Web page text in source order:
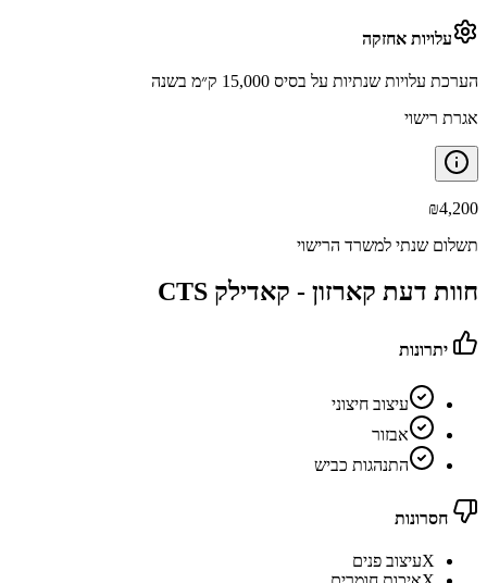
עלויות אחזקה
הערכת עלויות שנתיות על בסיס 15,000 ק״מ בשנה
אגרת רישוי
₪4,200
תשלום שנתי למשרד הרישוי
חוות דעת קארזון - קאדילק CTS
יתרונות
עיצוב חיצוני
אבזור
התנהגות כביש
חסרונות
Xעיצוב פנים